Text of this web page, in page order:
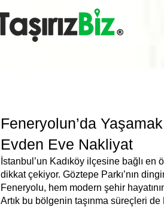
Feneryolun’da
Evden Eve Nakliyat
İstanbul’un Kadıköy ilçesine bağlı
dikkat çekiyor. Göztepe Parkı’nın
Feneryolu, hem modern şehir
Artık bu bölgenin taşınma süreçleri